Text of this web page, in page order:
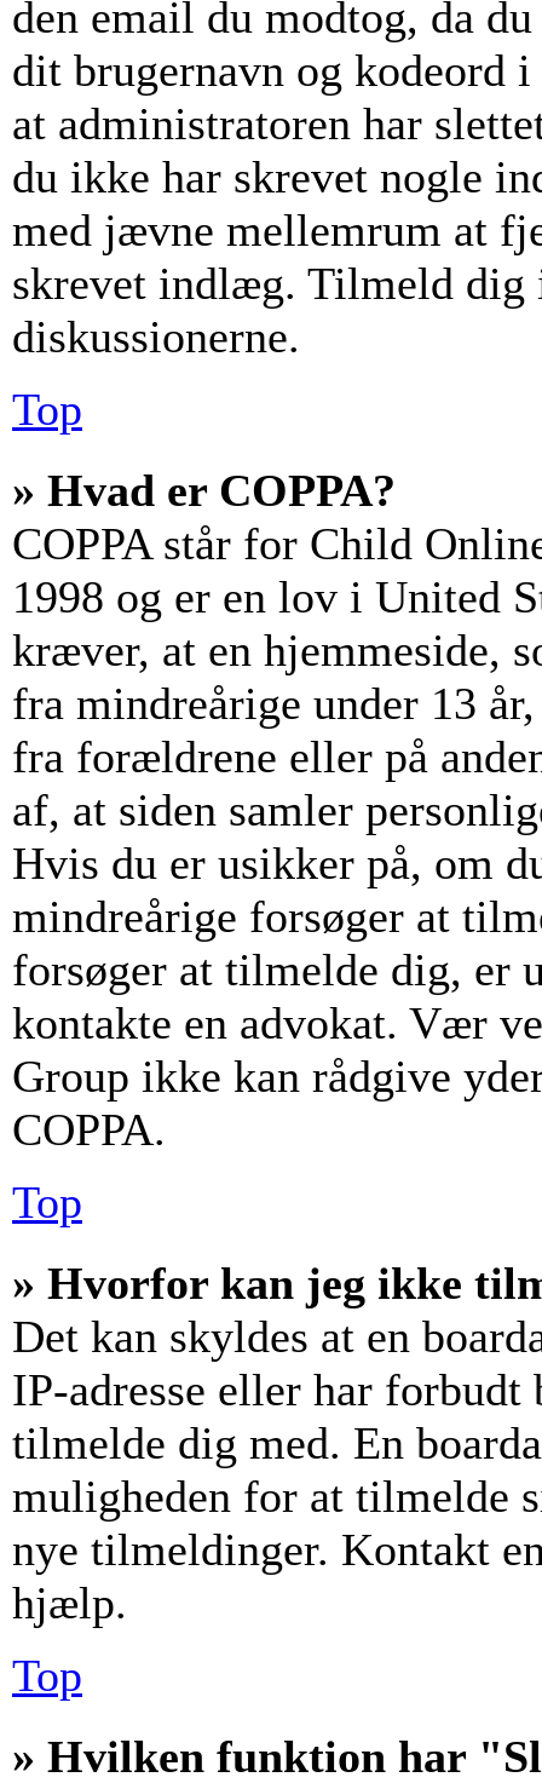
den email du modtog, da
dit brugernavn og kodeord
at administratoren har
du ikke har skrevet nogle
med jævne mellemrum at
skrevet indlæg. Tilmeld dig
diskussionerne.
Top
» Hvad er COPPA?
COPPA står for Child
1998 og er en lov i United
kræver, at en hjemmeside,
fra mindreårige under 13
fra forældrene eller på
af, at siden samler
Hvis du er usikker på, om
mindreårige forsøger at
forsøger at tilmelde dig, er
kontakte en advokat. Vær
Group ikke kan rådgive
COPPA.
Top
» Hvorfor kan jeg ikke
Det kan skyldes at en
IP-adresse eller har
tilmelde dig med. En
muligheden for at tilmelde
nye tilmeldinger. Kontakt
hjælp.
Top
» Hvilken funktion har